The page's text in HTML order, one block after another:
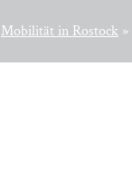
Mobi­li­tät in Rostock »